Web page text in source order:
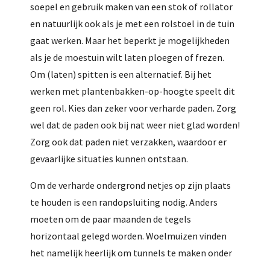
soepel en gebruik maken van een stok of rollator
en natuurlijk ook als je met een rolstoel in de tuin
gaat werken. Maar het beperkt je mogelijkheden
als je de moestuin wilt laten ploegen of frezen.
Om (laten) spitten is een alternatief. Bij het
werken met plantenbakken-op-hoogte speelt dit
geen rol. Kies dan zeker voor verharde paden. Zorg
wel dat de paden ook bij nat weer niet glad worden!
Zorg ook dat paden niet verzakken, waardoor er
gevaarlijke situaties kunnen ontstaan.
Om de verharde ondergrond netjes op zijn plaats
te houden is een randopsluiting nodig. Anders
moeten om de paar maanden de tegels
horizontaal gelegd worden. Woelmuizen vinden
het namelijk heerlijk om tunnels te maken onder